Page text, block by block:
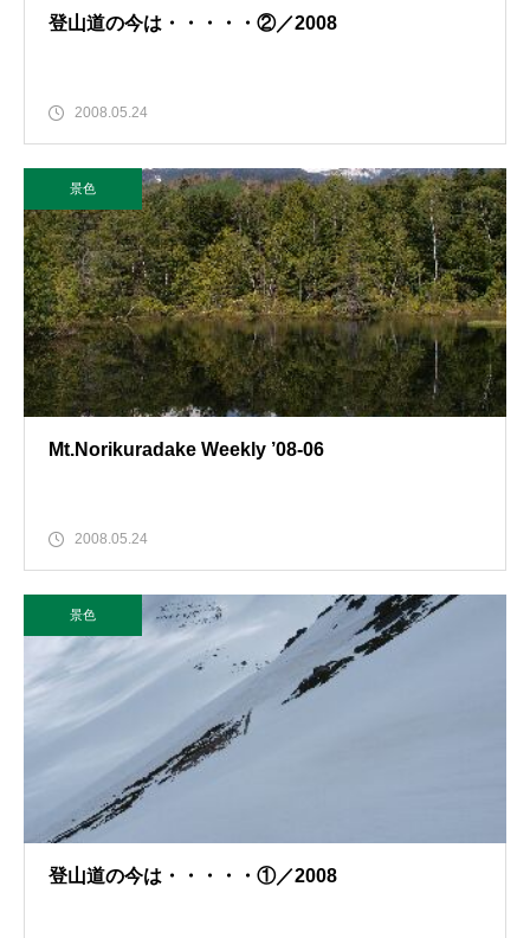
登山道の今は・・・・・②／2008
2008.05.24
景色
Mt.Norikuradake Weekly ’08-06
2008.05.24
景色
登山道の今は・・・・・①／2008